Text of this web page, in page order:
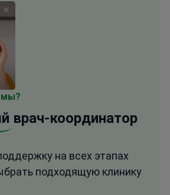
мы?
врач-координатор
на всех этапах
подходящую клинику